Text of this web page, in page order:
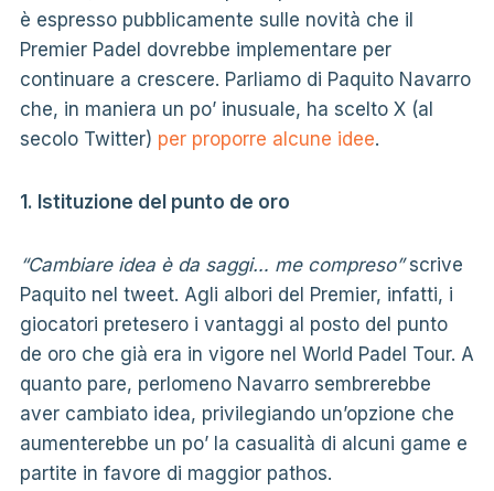
è espresso pubblicamente sulle novità che il
Premier Padel dovrebbe implementare per
continuare a crescere. Parliamo di Paquito Navarro
che, in maniera un po’ inusuale, ha scelto X (al
secolo Twitter) per proporre alcune idee.
1. Istituzione del punto de oro
“Cambiare idea è da saggi… me compreso”scrive
Paquito nel tweet. Agli albori del Premier, infatti, i
giocatori pretesero i vantaggi al posto del punto
de oro che già era in vigore nel World Padel Tour. A
quanto pare, perlomeno Navarro sembrerebbe
aver cambiato idea, privilegiando un’opzione che
aumenterebbe un po’ la casualità di alcuni game e
partite in favore di maggior pathos.